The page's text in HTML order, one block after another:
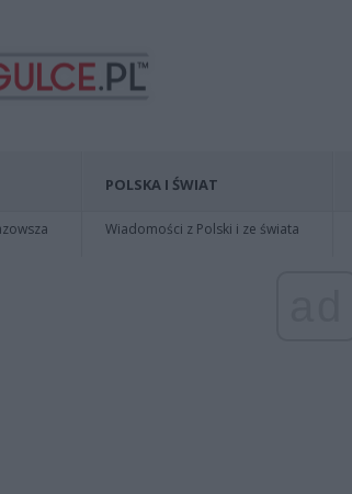
POLSKA I ŚWIAT
Wiadomości z Polski i ze świata